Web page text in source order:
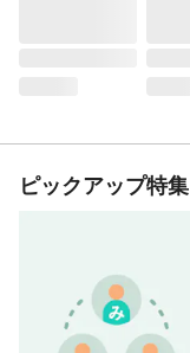
ピックアップ特集